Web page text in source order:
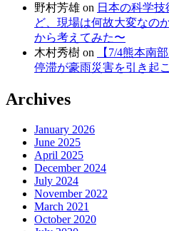
野村芳雄 on 日本の科学
ど、現場は何故大変なの
から考えてみた〜
木村秀樹 on
【7/4熊本南
停滞が豪雨災害を引き起
Archives
January 2026
June 2025
April 2025
December 2024
July 2024
November 2022
March 2021
October 2020